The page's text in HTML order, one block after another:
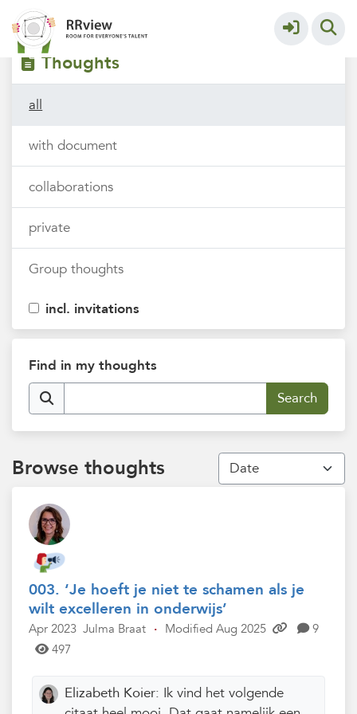
Filters tags
Thoughts
all
with document
collaborations
private
Group thoughts
incl. invitations
Find in my thoughts
Browse thoughts
003. ‘Je hoeft je niet te schamen als je
wilt excelleren in onderwijs’
Apr 2023 Julma Braat · Modified Aug 2025
9
497
Elizabeth Koier: Ik vind het volgende